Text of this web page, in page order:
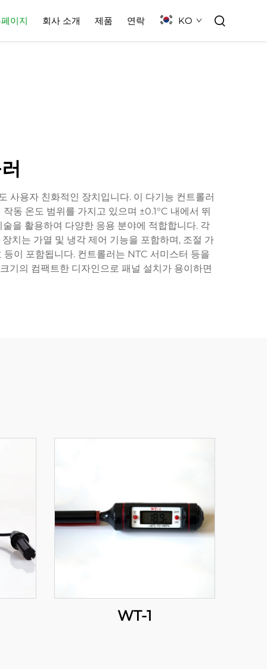
이지 회사 소개 제품 연락 KO
사용자 친화적인 장치입니다. 이 다기능 컨트롤러
동 온도 범위를 가지고 있으며 ±0.1°C 내에서 뛰
을 활용하여 다양한 응용 분야에 적합합니다. 각
치는 가열 및 냉각 제어 기능을 포함하며, 조절 가
이 포함됩니다. 컨트롤러는 NTC 서미스터 등을
의 컴팩트한 디자인으로 패널 설치가 용이하면
WT-1